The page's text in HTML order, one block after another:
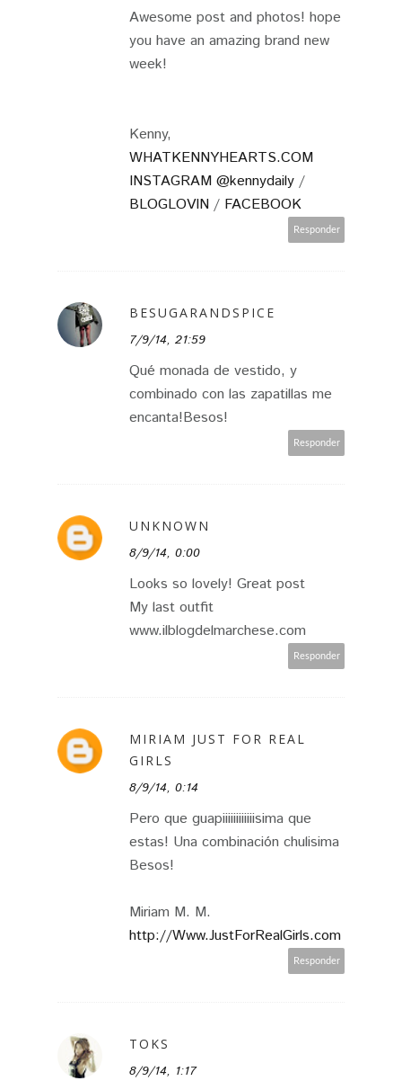
Awesome post and photos! hope
you have an amazing brand new
week!
Kenny,
WHATKENNYHEARTS.COM
INSTAGRAM @kennydaily /
BLOGLOVIN / FACEBOOK
Responder
BESUGARANDSPICE
7/9/14, 21:59
Qué monada de vestido, y
combinado con las zapatillas me
encanta!Besos!
Responder
UNKNOWN
8/9/14, 0:00
Looks so lovely! Great post
My last outfit
www.ilblogdelmarchese.com
Responder
MIRIAM JUST FOR REAL
GIRLS
8/9/14, 0:14
Pero que guapiiiiiiiiiiiisima que
estas! Una combinación chulisima
Besos!
Miriam M. M.
http://Www.JustForRealGirls.com
Responder
TOKS
8/9/14, 1:17